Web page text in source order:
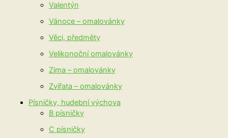
Valentýn
Vánoce – omalovánky
Věci, předměty
Velikonoční omalovánky
Zima – omalovánky
Zvířata – omalovánky
Písničky, hudební výchova
B písničky
C písničky